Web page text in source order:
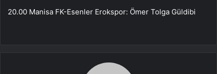
20.00 Manisa FK-Esenler Erokspor: Ömer Tolga Güldibi